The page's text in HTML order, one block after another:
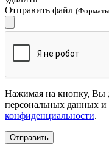
Отправить файл
Нажимая на кнопку, Вы
персональных данных и
конфиденциальности.
Отправить